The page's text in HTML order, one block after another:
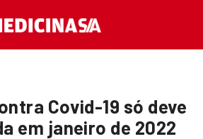
Covid-19 só deve
em janeiro de 2022